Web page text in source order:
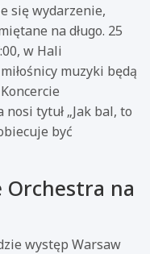
się wydarzenie,
na długo. 25
w Hali
muzyki będą
tytuł „Jak bal, to
być
Orchestra na
występ Warsaw